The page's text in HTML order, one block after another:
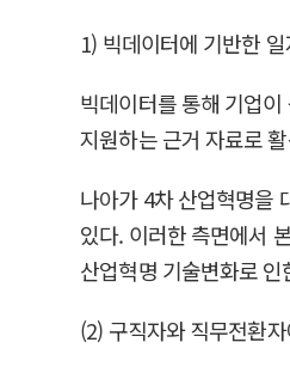
1) 빅데이터에 기반한
빅데이터를 통해 기업
지원하는 근거 자료로
나아가 4차 산업혁명을
있다. 이러한 측면에서
산업혁명 기술변화로
(2) 구직자와 직무전환